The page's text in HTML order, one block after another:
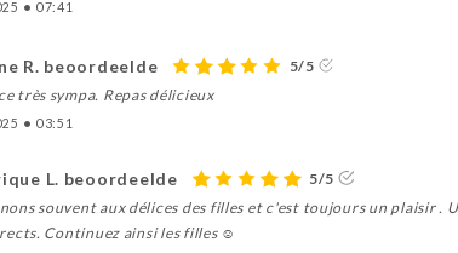
• 07:41
R. beoordeelde
5/5
très sympa. Repas délicieux
• 03:51
L. beoordeelde
5/5
souvent aux délices des filles et c'est toujours un plaisir
Continuez ainsi les filles ☺️